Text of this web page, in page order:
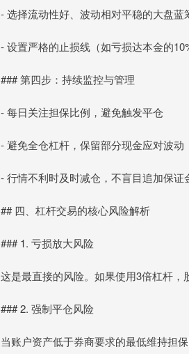
- 选择流动性好、波动相对平稳的大盘蓝
- 设置严格的止损线（如亏损达本金的
### 第四步：持续监控与管理
- 每日关注担保比例，避免触发平仓
- 避免全仓杠杆，保留部分现金应对波动
- 行情不利时及时减仓，不盲目追加保证
## 四、杠杆交易的核心风险解析
### 1. 亏损放大风险
这是最直接的风险。如果使用3倍杠杆，
### 2. 强制平仓风险
当账户资产低于券商要求的最低维持担